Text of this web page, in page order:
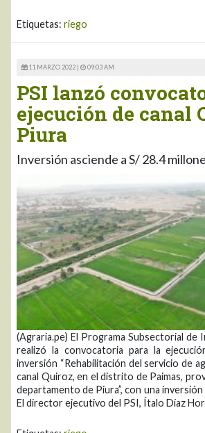
Etiquetas: riego
11 MARZO 2022 | 09:03 AM
PSI lanzó
ejecución de canal
Piura
Inversión asciende a S/ 28.4
(Agraria.pe) El Programa Subsectorial de
realizó la convocatoria para la
inversión “Rehabilitación del servicio de
canal Quiroz, en el distrito de Paimas,
departamento de Piura”, con una inversión
El director ejecutivo del PSI, Ítalo Díaz